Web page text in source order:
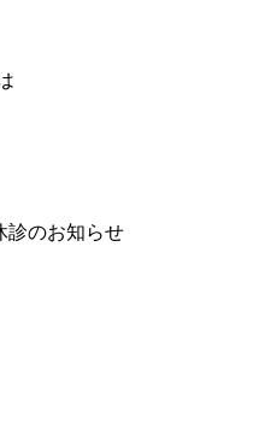
診のお知らせ